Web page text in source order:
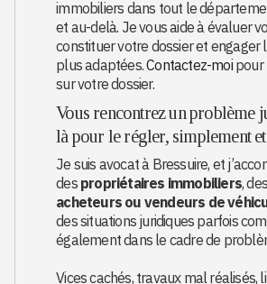
immobiliers dans tout le
et au-delà. Je vous aide à évaluer
constituer votre dossier et engager
plus adaptées.Contactez-moipour
sur votre dossier.
Vous rencontrez un problème
là pour le régler, simplement
Je suis avocat à Bressuire, et
des propriétaires immobiliers, des
acheteurs ou vendeurs de
des situations juridiques parfois
également dans le cadre de
Vices cachés, travaux mal réalisés,